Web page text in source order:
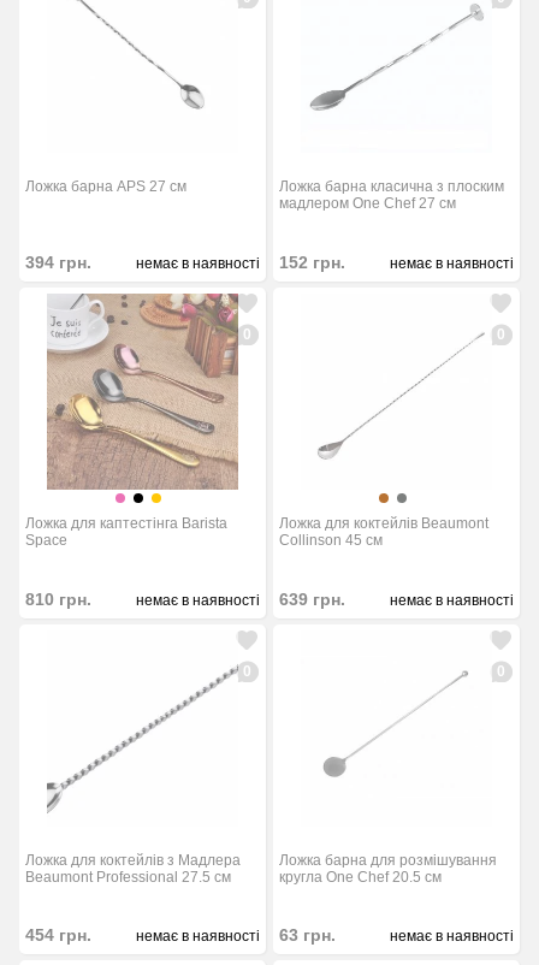
Ложка барна APS 27 см
394 грн. немає в наявності
Ложка барна класична з плоским
мадлером One Chef 27 см
152 грн. немає в наявності
0
Ложка для каптестінга Barista
Space
810 грн. немає в наявності
0
Ложка для коктейлів Beaumont
Collinson 45 см
639 грн. немає в наявності
0
Ложка для коктейлів з Мадлера
Beaumont Professional 27.5 см
454 грн. немає в наявності
0
Ложка барна для розмішування
кругла One Chef 20.5 см
63 грн. немає в наявності